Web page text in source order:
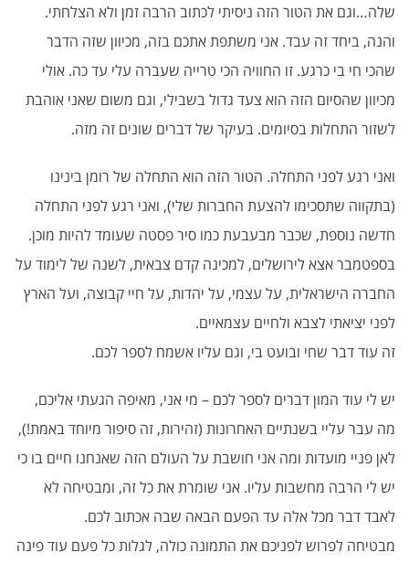
שלה…וגם את הטור הזה ניסיתי לכתוב הרבה זמן ולא הצלחתי.
והנה, ביחד זה עבד. אני משתפת אתכם בזה, מכיוון שזה הדבר
שהכי חי בי כרגע. זו החוויה הכי טרייה שעברה עלי עד כה. אולי
מכיוון שהסיום הזה הוא צעד גדול בשבילי, וגם משום שאני אוהבת
לשזור התחלות בסיומים. בעיקר של דברים שונים זה מזה.
ואני רגע לפני התחלה. הטור הזה הוא התחלה של רומן בינינו
(בתקווה שתסכימו להצעת החברות שלי), ואני רגע לפני התחלה
חדשה נוספת, שכבר מבעבעת כמו סיר פסטה שעומד להיות מוכן.
בספטמבר אצא לירושלים, למכינה קדם צבאית, לשנה של לימוד על
החברה הישראלית, על עצמי, על יהדות, על חיי קבוצה, ועל הארץ
לפני יציאתי לצבא ולחיים עצמאיים.
זה עוד דבר שחי ובועט בי, וגם עליו אשמח לספר לכם.
יש לי עוד המון דברים לספר לכם – מי אני, מאיפה הגעתי אליכם,
מה עבר עליי בשנתיים האחרונות (זהירות, זה סיפור מיוחד באמת!),
לאן פניי מועדות ומה אני חושבת על העולם הזה שאנחנו חיים בו כי
יש לי הרבה מחשבות עליו. אני שומרת את כל זה, ומבטיחה לא
לאבד דבר מכל אלה עד הפעם הבאה שבה אכתוב לכם.
מבטיחה לפרוש לפניכם את התמונה כולה, לגלות כל פעם עוד פינה